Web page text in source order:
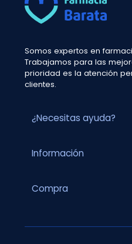
Somos expertos en
Trabajamos para las
prioridad es la atención
clientes.
¿Necesitas ayuda?
Información
Compra